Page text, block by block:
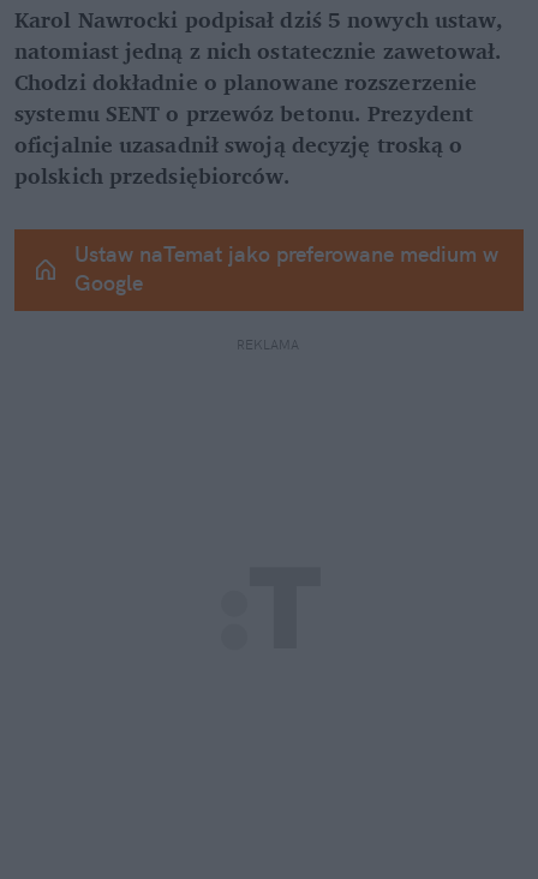
Karol Nawrocki podpisał dziś 5 nowych ustaw,
natomiast jedną z nich ostatecznie zawetował.
Chodzi dokładnie o planowane rozszerzenie
systemu SENT o przewóz betonu. Prezydent
oficjalnie uzasadnił swoją decyzję troską o
polskich przedsiębiorców.
Ustaw naTemat jako preferowane medium w
Google
REKLAMA